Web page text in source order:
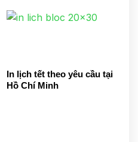
In lịch tết theo yêu cầu tại
Hồ Chí Minh